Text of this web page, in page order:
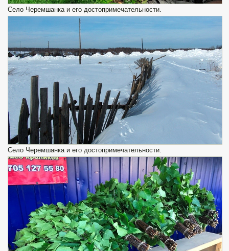
Село Черемшанка и его достопримечательности.
Село Черемшанка и его достопримечательности.